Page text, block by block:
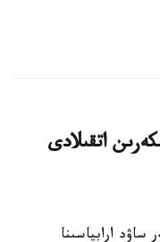
اتقىلادى
ارابياسىنا